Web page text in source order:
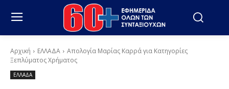
Αρχική ΕΛΛΑΔΑ
Απολογία Μαρίας Καρρά για Κατηγορίες
Ξεπλύματος Χρήματος
ΕΛΛΑΔΑ